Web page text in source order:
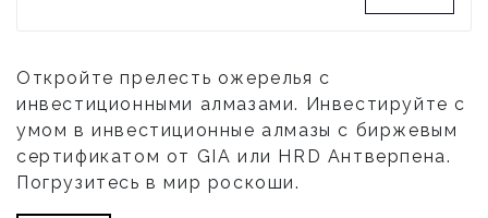
Откройте прелесть oжерелья с
инвестиционными алмазами. Инвестируйте с
умом в инвестиционные алмазы с биржевым
сертификатом от GIA или HRD Антверпена.
Погрузитесь в мир роскоши.